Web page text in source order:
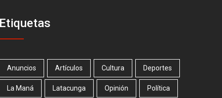
Anuncios Artículos Cultura Deportes
La Maná Latacunga Opinión Política